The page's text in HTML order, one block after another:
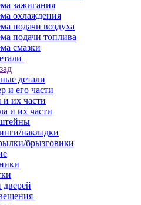
зажигания
охлаждения
подачи воздуха
подачи топлива
смазки
детали
и его части
и их части
и их части
накладки
брызговики
дверей